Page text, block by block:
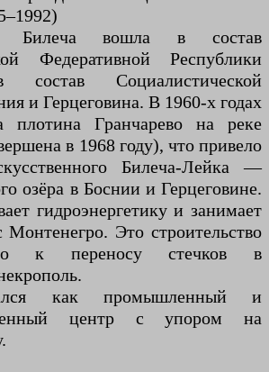
Билеча вошла в состав
Федеративной Республики
Социалистической
и Герцеговина. В 1960-х годах
плотина Гранчарево на реке
в 1968 году), что привело
Билеча-Лейка —
озёра в Боснии и Герцеговине.
гидроэнергетику и занимает
Монтенегро. Это строительство
к переносу стечков в
как промышленный и
центр с упором на